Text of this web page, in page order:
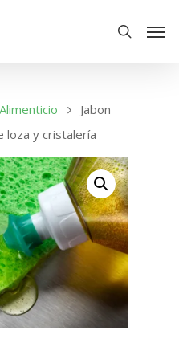
Alimenticio
Jabon
loza y cristalería